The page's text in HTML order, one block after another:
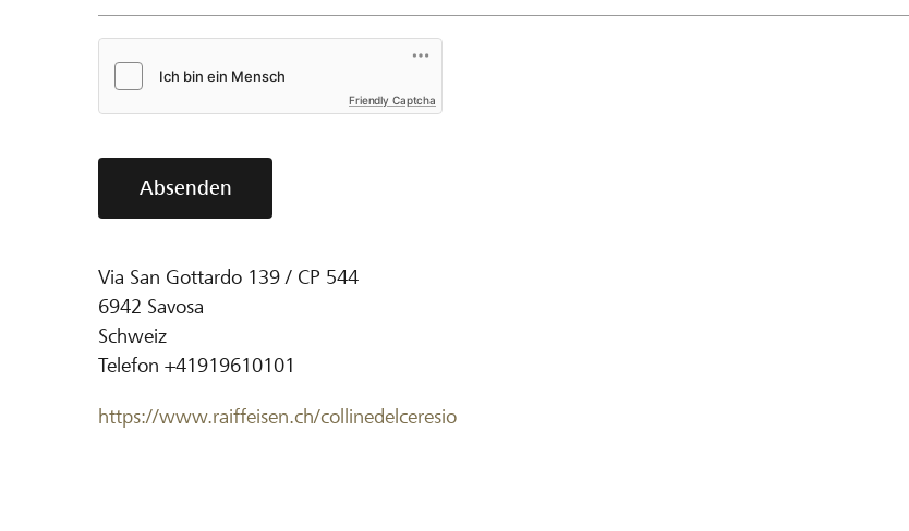
Friendly Captcha
Absenden
Via San Gottardo 139 / CP 544
6942 Savosa
Schweiz
Telefon +41919610101
https://www.raiffeisen.ch/collinedelceresio